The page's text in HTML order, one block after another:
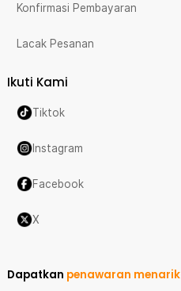
Konfirmasi Pembayaran
Lacak Pesanan
Ikuti Kami
Tiktok
Instagram
Facebook
X
Dapatkan penawaran menarik